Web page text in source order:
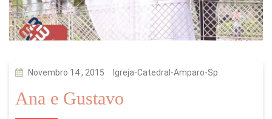
Novembro 14 , 2015 Igreja-Catedral-Amparo-Sp
Ana e Gustavo